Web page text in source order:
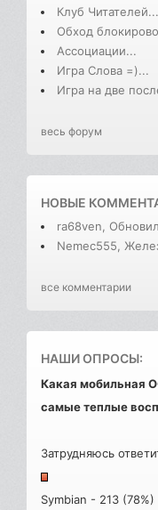
Клуб Читателей...
Обход
Ассоциации...
Игра Слова =)...
Игра на две
весь форум
НОВЫЕ
ra68ven,
Nemec555,
все комментарии
НАШИ ОПРОСЫ:
Какая мобильная
самые теплые
Затрудняюсь
Symbian - 213 (78%)